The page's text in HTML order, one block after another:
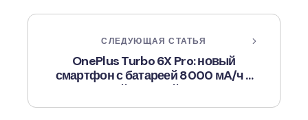
СЛЕДУЮЩАЯ СТАТЬЯ
OnePlus Turbo 6X Pro: новый
смартфон с батареей 8000 мА/ч и
мощной защитой от воды